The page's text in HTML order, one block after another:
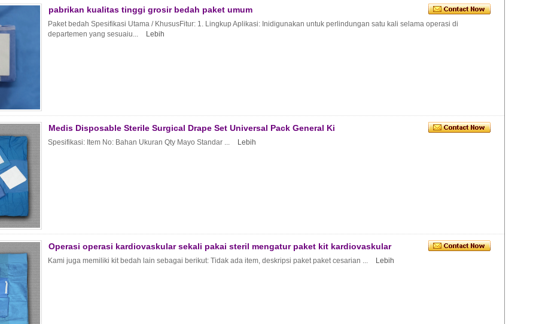
pabrikan kualitas tinggi grosir bedah paket umum
Paket bedah Spesifikasi Utama / KhususFitur: 1. Lingkup Aplikasi: Inidigunakan untuk perlindungan satu kali selama operasi di
departemen yang sesuaiu...
Lebih
Medis Disposable Sterile Surgical Drape Set Universal Pack General Ki
Spesifikasi: Item No: Bahan Ukuran Qty Mayo Standar ... Lebih
Operasi operasi kardiovaskular sekali pakai steril mengatur paket kit kardiovaskular
Kami juga memiliki kit bedah lain sebagai berikut: Tidak ada item, deskripsi paket paket cesarian ... Lebih